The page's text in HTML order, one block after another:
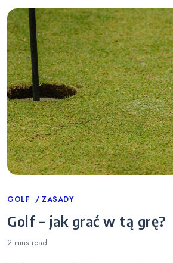
Categories
GOLF ZASADY
Golf – jak grać w tą grę?
2 mins read